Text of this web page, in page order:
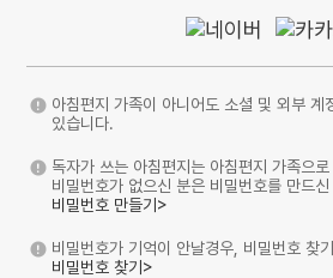
아침편지 가족이 아니어도 소셜 및 외부 계
있습니다.
독자가 쓰는 아침편지는 아침편지 가족으
비밀번호가 없으신 분은 비밀번호를 만드
비밀번호 만들기>
비밀번호가 기억이 안날경우, 비밀번호 찾
비밀번호 찾기>